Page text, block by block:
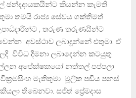
ඡන්දදායකයින්ට කියන්න කැමති
තමයි රාජ්‍ය සේවය ශක්තිමත්
, තරුණ තරුණයින්ට
අවස්ථාව ලබාදූන්නේ එතුමා. ඒ
විවිධ දීමනා ලබාදෙන්න කටයුතු
අපේක්ෂකයෝ නත්තල් පප්පලා
මැතිතුමා මූලික පඩිය පනස්
තිබෙනවා. සජිත් ප්‍රේමදාස